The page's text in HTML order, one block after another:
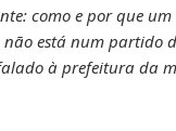
como e por que
está num partido
à prefeitura da